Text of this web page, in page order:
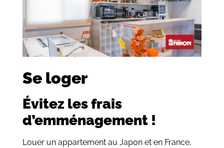
Se loger
Évitez les frais
d’emménagement !
Louer un appartement au Japon et en France,